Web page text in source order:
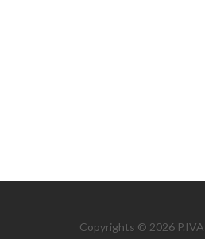
Copyrights © 2026